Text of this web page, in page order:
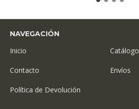
NAVEGACIÓN
Inicio Catálogo
Contacto Envíos
Política de Devolución